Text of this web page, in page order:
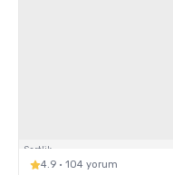
Sertlik:
4.9 · 104 yorum